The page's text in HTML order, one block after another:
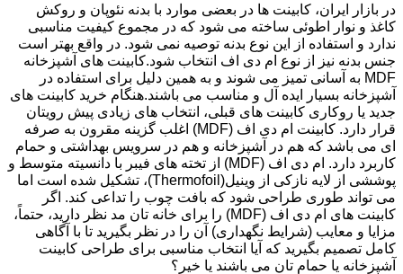
در بازار ایران، کابینت ها در بعضی موارد با بدنه نئوپان و روکش
کاغذ و نوار اطوئی ساخته می شود که در مجموع کیفیت مناسبی
ندارد و استفاده از این نوع بدنه توصیه نمی شود. در واقع بهتر است
جنس بدنه نیز از نوع ام دی اف انتخاب شود.کابینت های آشپزخانه
MDF به آسانی تمیز می شوند و به همین دلیل برای استفاده در
آشپزخانه بسیار ایده آل و مناسب می باشند.هنگام خرید کابینت های
جدید یا روکاری کابینت های قبلی، انتخاب های زیادی پیش رویتان
قرار دارد. کابینت ام دی اف (MDF) اغلب گزینه مقرون به صرفه
ای می باشد که هم در آشپزخانه و هم در سرویس بهداشتی و حمام
کاربرد دارد. ام دی اف (MDF) از تخته های فیبر با دانسیته متوسط و
پوششی از لایه نازکی از وینیل(Thermofoil)، تشکیل شده است اما
می تواند طوری طراحی شود که بافت چوب را تداعی کند. اگر
کابینت های ام دی اف (MDF) را برای خانه تان مد نظر دارید، حتماً،
مزایا و معایب (شرایط نگهداری) آن را در نظر بگیرید تا با آگاهی
کامل تصمیم بگیرید که آیا انتخاب مناسبی برای طراحی کابینت
آشپزخانه یا حمام تان می باشند یا خیر؟